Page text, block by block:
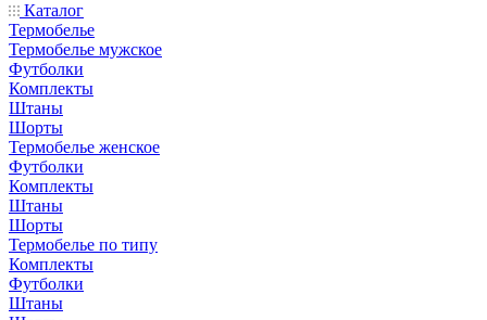
Каталог
Термобелье
Термобелье мужское
Футболки
Комплекты
Штаны
Шорты
Термобелье женское
Футболки
Комплекты
Штаны
Шорты
Термобелье по типу
Комплекты
Футболки
Штаны